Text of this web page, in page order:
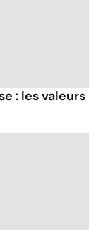
: les valeurs